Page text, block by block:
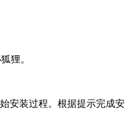
狸。
安装过程。根据提示完成安